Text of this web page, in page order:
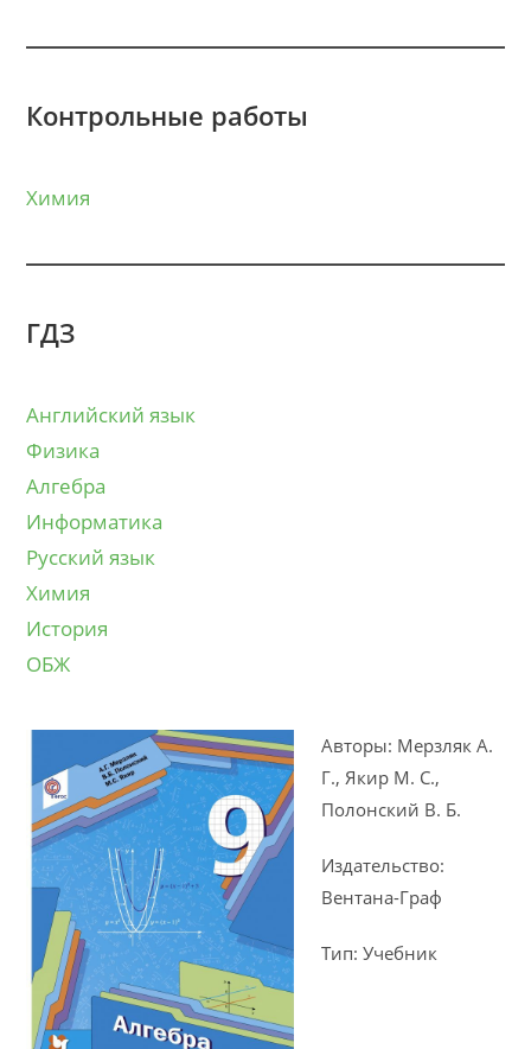
Контрольные работы
Химия
ГДЗ
Английский язык
Физика
Алгебра
Информатика
Русский язык
Химия
История
ОБЖ
Авторы: Мерзляк А.
Г., Якир М. С.,
Полонский В. Б.
Издательство:
Вентана-Граф
Тип: Учебник